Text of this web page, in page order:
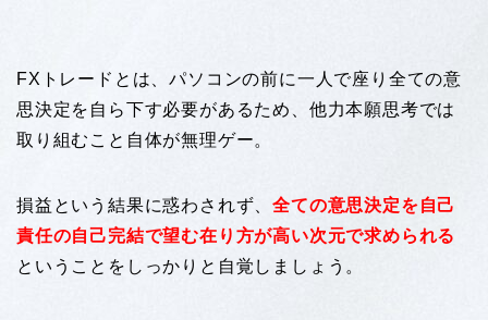
FXトレードとは、パソコンの前に一人で座り全ての意
思決定を自ら下す必要があるため、他力本願思考では
取り組むこと自体が無理ゲー。
損益という結果に惑わされず、全ての意思決定を自己
責任の自己完結で望む在り方が高い次元で求められる
ということをしっかりと自覚しましょう。